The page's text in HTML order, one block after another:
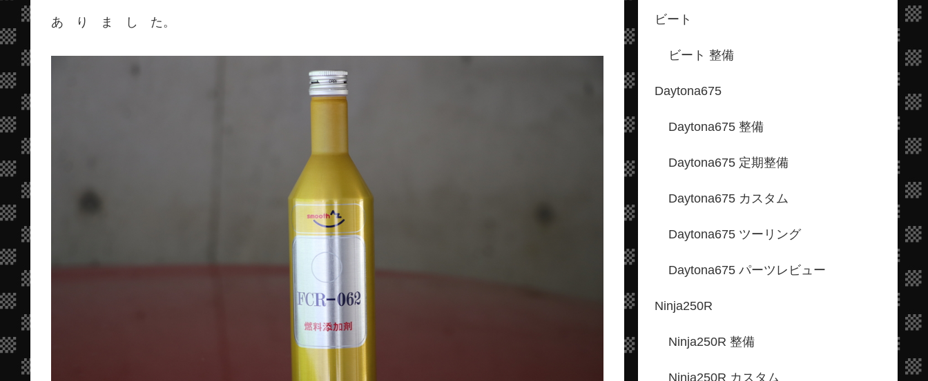
あ り ま し た。 ビート
ビート 整備
Daytona675
Daytona675 整備
Daytona675 定期整備
Daytona675 カスタム
Daytona675 ツーリング
Daytona675 パーツレビュー
Ninja250R
Ninja250R 整備
Ninja250R カスタム